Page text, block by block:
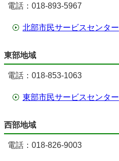
電話：018-893-5967
北部市民サービスセンター
東部地域
電話：018-853-1063
東部市民サービスセンター
西部地域
電話：018-826-9003